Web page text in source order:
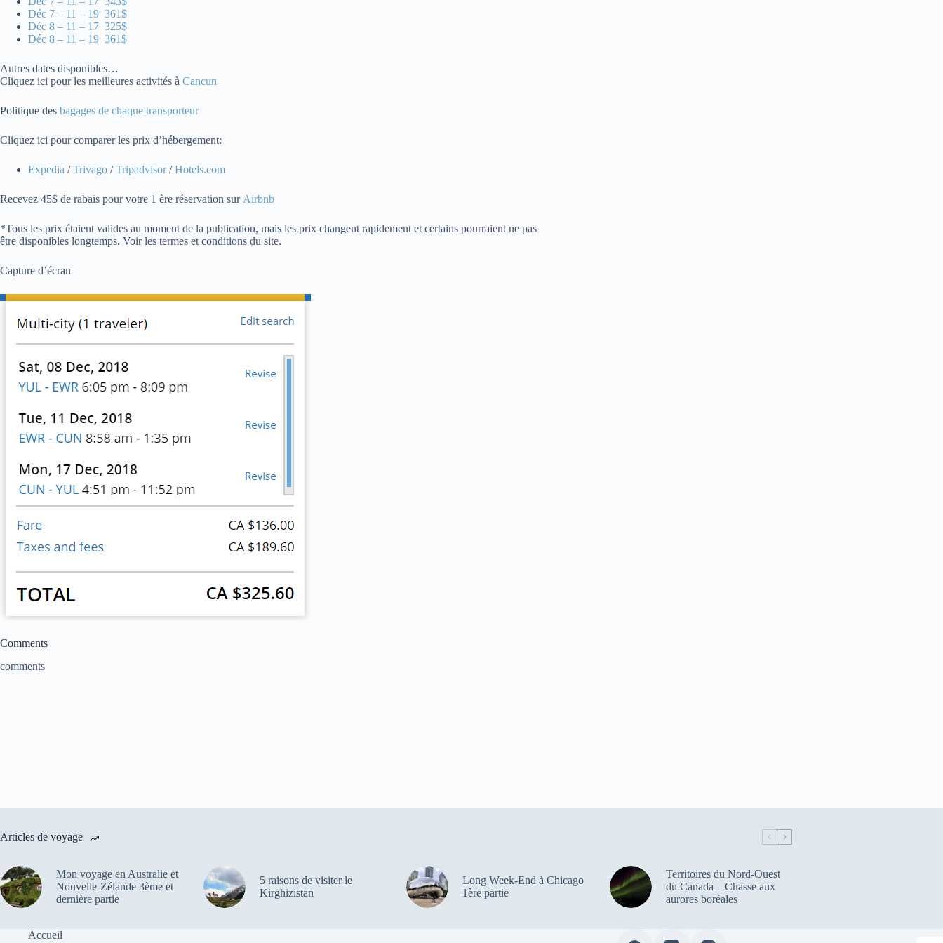
Déc 7 – 11 – 19 361$
Déc 8 – 11 – 17 325$
Déc 8 – 11 – 19 361$
Autres dates disponibles…
Cliquez ici pour les meilleures activités à Cancun
Politique des bagages de chaque transporteur
Cliquez ici pour comparer les prix d’hébergement:
Expedia /Trivago /Tripadvisor/Hotels.com
Recevez 45$ de rabais pour votre 1 ère réservation sur Airbnb
*Tous les prix étaient valides au moment de la publication, mais les prix changent rapidement et certains pourraient ne pas
être disponibles longtemps. Voir les termes et conditions du site.
Capture d’écran
Comments
comments
Articles de voyage
Mon voyage en Australie et
Nouvelle-Zélande 3ème et
dernière partie
5 raisons de visiter le
Kirghizistan
Long Week-End à Chicago
1ère partie
Territoires du Nord-Ouest
du Canada – Chasse aux
aurores boréales
Accueil